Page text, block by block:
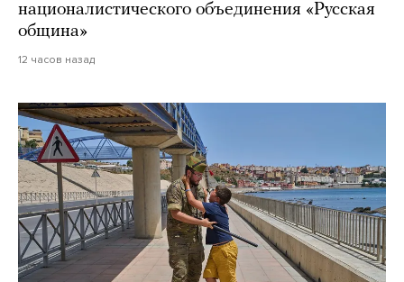
националистического объединения «Русская
община»
12 часов назад